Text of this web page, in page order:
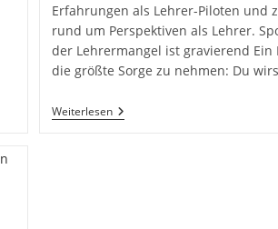
Erfahrungen als Lehrer-Piloten und
rund um Perspektiven als Lehrer.
der Lehrermangel ist gravierend
die größte Sorge zu nehmen: Du
Weiterlesen